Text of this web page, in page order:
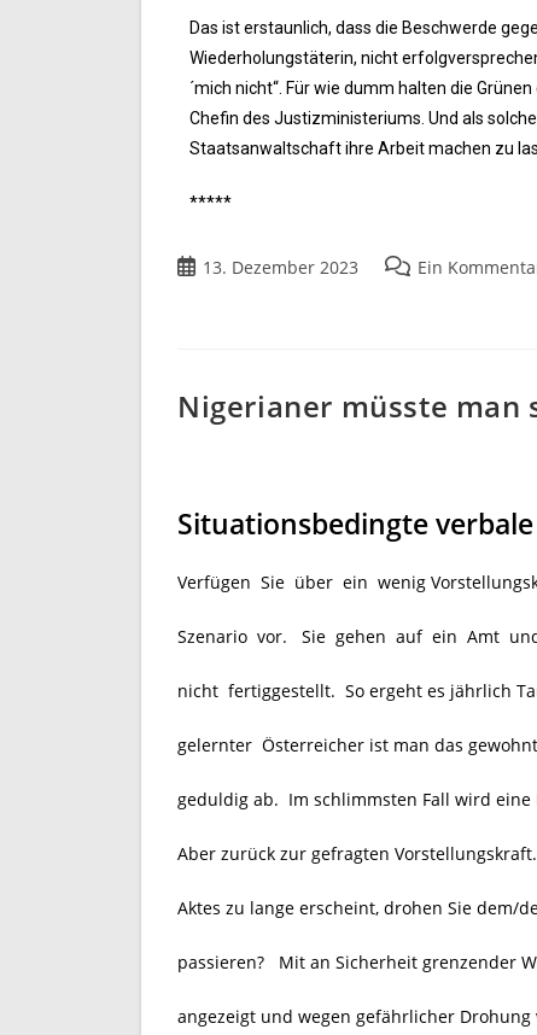
Das ist erstaunlich, dass die Beschwerde
Wiederholungstäterin, nicht
´mich nicht“. Für wie dumm halten die
Chefin des Justizministeriums. Und als
Staatsanwaltschaft ihre Arbeit machen zu
*****
13. Dezember 2023 Ein
Nigerianer müsste man
Situationsbedingte
Verfügen Sie über ein wenig
Szenario vor. Sie gehen auf ein Amt
nicht fertiggestellt. So ergeht es jährlich
gelernter Österreicher ist man das
geduldig ab. Im schlimmsten Fall wird eine
Aber zurück zur gefragten
Aktes zu lange erscheint, drohen Sie dem/
passieren? Mit an Sicherheit grenzender
angezeigt und wegen gefährlicher